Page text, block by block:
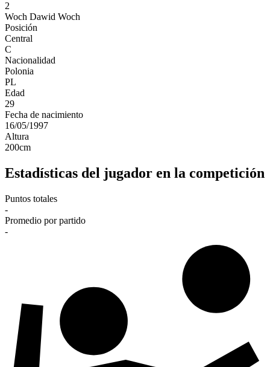
2
Woch Dawid Woch
Posición
Central
C
Nacionalidad
Polonia
PL
Edad
29
Fecha de nacimiento
16/05/1997
Altura
200cm
Estadísticas del jugador en la competición
Puntos totales
-
Promedio por partido
-